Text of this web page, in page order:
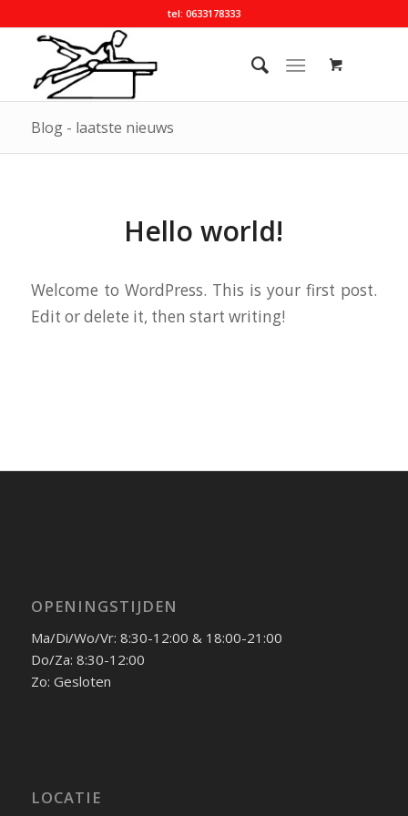
tel: 0633178333
Blog - laatste nieuws
Hello world!
Welcome to WordPress. This is your first post.
Edit or delete it, then start writing!
OPENINGSTIJDEN
Ma/Di/Wo/Vr: 8:30-12:00 & 18:00-21:00
Do/Za: 8:30-12:00
Zo: Gesloten
LOCATIE